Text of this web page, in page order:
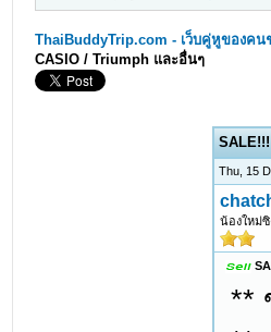
ThaiBuddyTrip.com - เว็บคู่หูของคน
CASIO / Triumph และอื่นๆ
Thu, 15
น้องใหม่ซิ
**